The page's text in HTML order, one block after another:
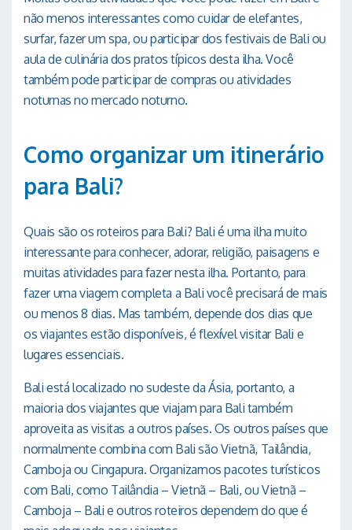
não menos interessantes como cuidar de elefantes,
surfar, fazer um spa, ou participar dos festivais de Bali ou
aula de culinária dos pratos típicos desta ilha. Você
também pode participar de compras ou atividades
noturnas no mercado noturno.
Como organizar um itinerário
para Bali?
Quais são os roteiros para Bali? Bali é uma ilha muito
interessante para conhecer, adorar, religião, paisagens e
muitas atividades para fazer nesta ilha. Portanto, para
fazer uma viagem completa a Bali você precisará de mais
ou menos 8 dias. Mas também, depende dos dias que
os viajantes estão disponíveis, é flexível visitar Bali e
lugares essenciais.
Bali está localizado no sudeste da Ásia, portanto, a
maioria dos viajantes que viajam para Bali também
aproveita as visitas a outros países. Os outros países que
normalmente combina com Bali são Vietnã, Tailândia,
Camboja ou Cingapura. Organizamos pacotes turísticos
com Bali, como Tailândia – Vietnã – Bali, ou Vietnã –
Camboja – Bali e outros roteiros dependem do que é